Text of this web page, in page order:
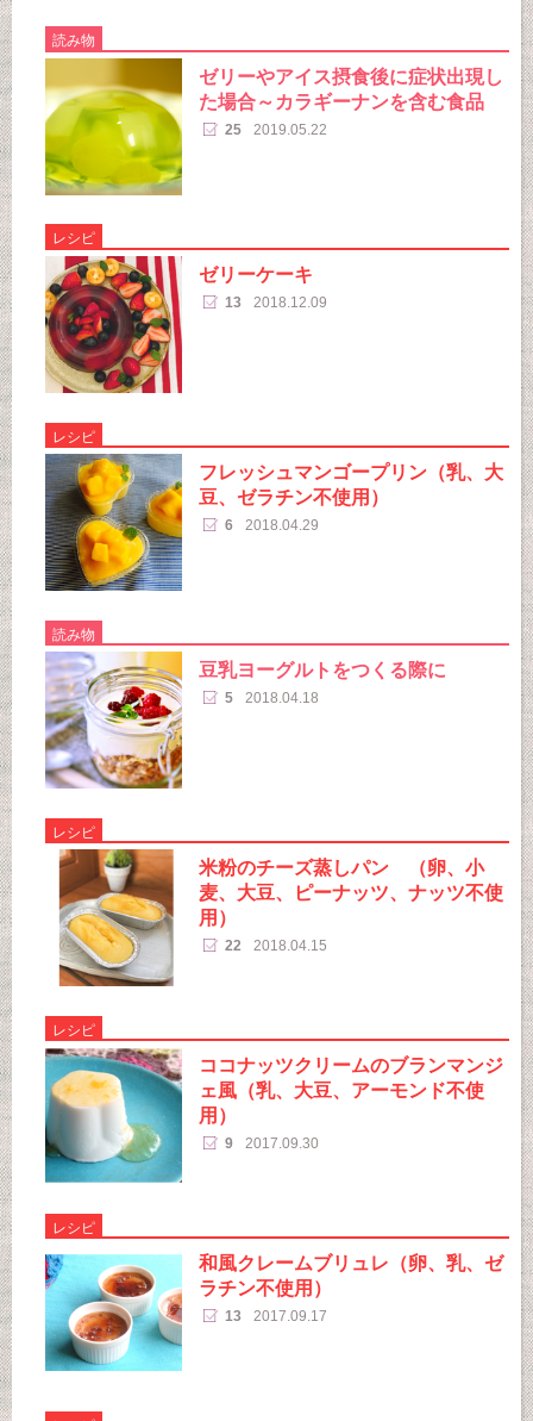
読み物
ゼリーやアイス摂食後に症状出現し
た場合～カラギーナンを含む食品
25 2019.05.22
レシピ
ゼリーケーキ
13 2018.12.09
レシピ
フレッシュマンゴープリン（乳、大
豆、ゼラチン不使用）
6 2018.04.29
読み物
豆乳ヨーグルトをつくる際に
5 2018.04.18
レシピ
米粉のチーズ蒸しパン （卵、小
麦、大豆、ピーナッツ、ナッツ不使
用）
22 2018.04.15
レシピ
ココナッツクリームのブランマンジ
ェ風（乳、大豆、アーモンド不使
用）
9 2017.09.30
レシピ
和風クレームブリュレ（卵、乳、ゼ
ラチン不使用）
13 2017.09.17